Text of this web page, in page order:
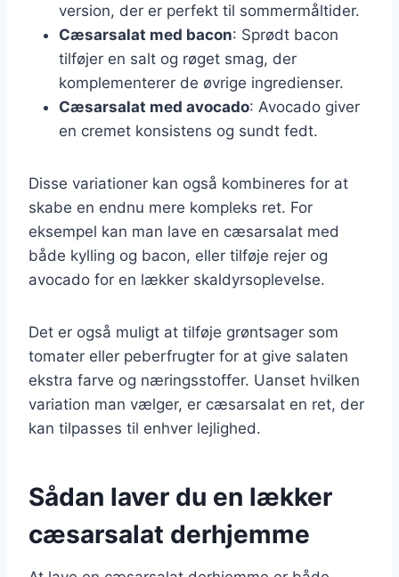
version, der er perfekt til sommermåltider.
Cæsarsalat med bacon: Sprødt bacon
tilføjer en salt og røget smag, der
komplementerer de øvrige ingredienser.
Cæsarsalat med avocado: Avocado giver
en cremet konsistens og sundt fedt.
Disse variationer kan også kombineres for at
skabe en endnu mere kompleks ret. For
eksempel kan man lave en cæsarsalat med
både kylling og bacon, eller tilføje rejer og
avocado for en lækker skaldyrsoplevelse.
Det er også muligt at tilføje grøntsager som
tomater eller peberfrugter for at give salaten
ekstra farve og næringsstoffer. Uanset hvilken
variation man vælger, er cæsarsalat en ret, der
kan tilpasses til enhver lejlighed.
Sådan laver du en lækker
cæsarsalat derhjemme